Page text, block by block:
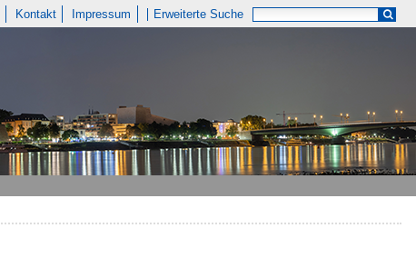
Kontakt Impressum Erweiterte Suche